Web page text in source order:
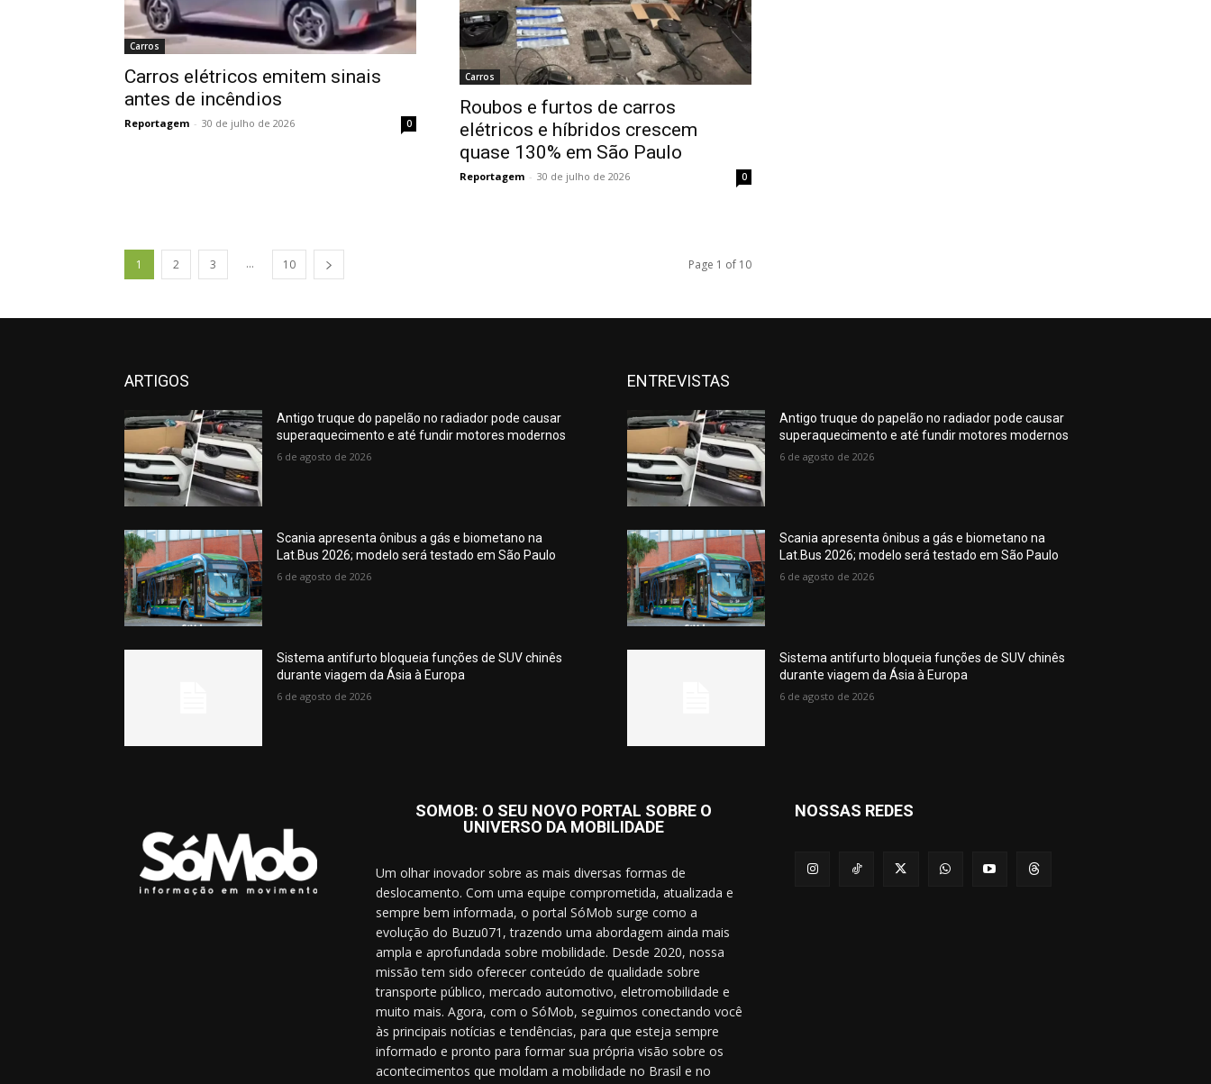
Carros
Carros elétricos emitem sinais
antes de incêndios
Reportagem - 30 de julho de 2026 0
Carros
Roubos e furtos de carros
elétricos e híbridos crescem
quase 130% em São Paulo
Reportagem - 30 de julho de 2026 0
1 2 3 ... 10 Page 1 of 10
ARTIGOS
Antigo truque do papelão no radiador pode causar
superaquecimento e até fundir motores modernos
6 de agosto de 2026
Scania apresenta ônibus a gás e biometano na
Lat.Bus 2026; modelo será testado em São Paulo
6 de agosto de 2026
Sistema antifurto bloqueia funções de SUV chinês
durante viagem da Ásia à Europa
6 de agosto de 2026
ENTREVISTAS
Antigo truque do papelão no radiador pode causar
superaquecimento e até fundir motores modernos
6 de agosto de 2026
Scania apresenta ônibus a gás e biometano na
Lat.Bus 2026; modelo será testado em São Paulo
6 de agosto de 2026
Sistema antifurto bloqueia funções de SUV chinês
durante viagem da Ásia à Europa
6 de agosto de 2026
SOMOB: O SEU NOVO PORTAL SOBRE O
UNIVERSO DA MOBILIDADE
Um olhar inovador sobre as mais diversas formas de
deslocamento. Com uma equipe comprometida, atualizada e
sempre bem informada, o portal SóMob surge como a
evolução do Buzu071, trazendo uma abordagem ainda mais
ampla e aprofundada sobre mobilidade. Desde 2020, nossa
missão tem sido oferecer conteúdo de qualidade sobre
transporte público, mercado automotivo, eletromobilidade e
muito mais. Agora, com o SóMob, seguimos conectando você
às principais notícias e tendências, para que esteja sempre
informado e pronto para formar sua própria visão sobre os
acontecimentos que moldam a mobilidade no Brasil e no
NOSSAS REDES